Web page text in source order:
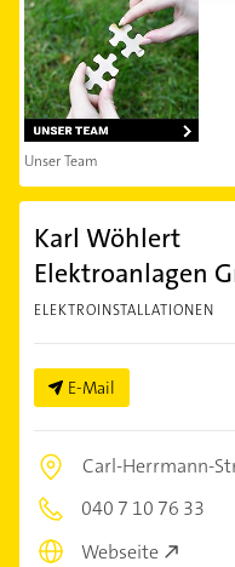
Unser Team
Karl Wöhlert
Elektroanlagen
ELEKTROINSTALLATIONEN
E-Mail
Carl-Herrmann-
040 7 10 76 33
Webseite